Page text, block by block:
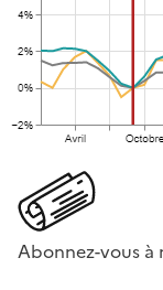
Abonnez-vous